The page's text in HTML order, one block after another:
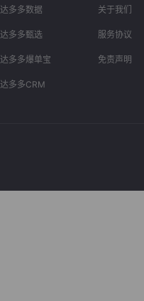
达多多数据
达多多甄选
达多多爆单宝
达多多CRM
关于我们
服务协议
免责声明